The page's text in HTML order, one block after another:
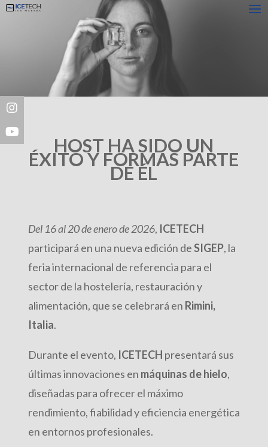
HOST HA SIDO UN
ÉXITO Y FORMAS PARTE
DE ÉL
Del 16 al 20 de enero de 2026, ICETECH
participará en una nueva edición deSIGEP, la
feria internacional de referencia para el
sector de la hostelería, restauración y
alimentación, que se celebrará en Rimini,
Italia.
Durante el evento, ICETECH presentará sus
últimas innovaciones en máquinas de hielo,
diseñadas para ofrecer el máximo
rendimiento, fiabilidad y eficiencia energética
en entornos profesionales.